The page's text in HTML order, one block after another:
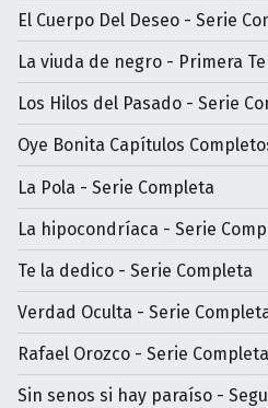
El Cuerpo Del Deseo - Serie
La viuda de negro - Primera
Los Hilos del Pasado - Serie
Oye Bonita Capítulos
La Pola - Serie Completa
La hipocondríaca - Serie
Te la dedico - Serie Completa
Verdad Oculta - Serie
Rafael Orozco - Serie Completa
Sin senos si hay paraíso -